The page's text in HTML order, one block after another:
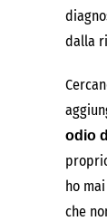
dalla
odio
ho
che